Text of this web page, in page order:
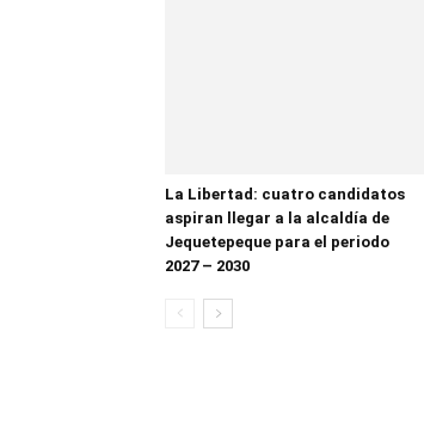
La Libertad: cuatro candidatos
aspiran llegar a la alcaldía de
Jequetepeque para el periodo
2027 – 2030